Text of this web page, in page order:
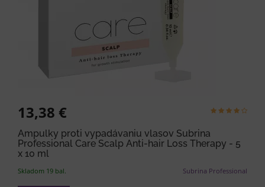
13,38 €
Ampulky proti vypadávaniu vlasov Subrina
Professional Care Scalp Anti-hair Loss Therapy - 5
x 10 ml
Subrina Professional
Skladom 19 bal.